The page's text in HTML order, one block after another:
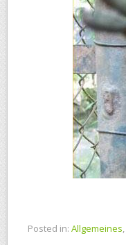
Posted in: Allgemeines,